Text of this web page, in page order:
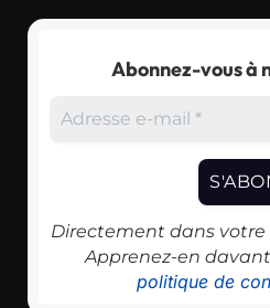
Abonnez-vous à
Directement dans
Apprenez-en
politique de